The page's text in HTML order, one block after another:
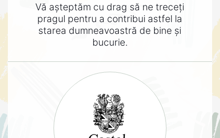
Vă așteptăm cu drag să ne treceți
pragul pentru a contribui astfel la
starea dumneavoastră de bine și
bucurie.